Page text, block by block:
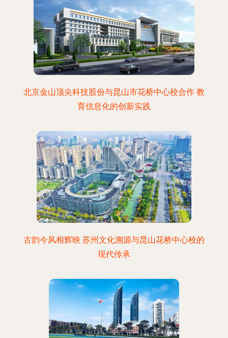
北京金山顶尖科技股份与昆山市花桥中心校合作 教
育信息化的创新实践
古韵今风相辉映 苏州文化溯源与昆山花桥中心校的
现代传承